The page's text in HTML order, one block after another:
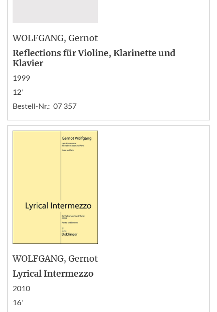
WOLFGANG, Gernot
Reflections für Violine, Klarinette und
Klavier
1999
12'
Bestell-Nr.: 07 357
WOLFGANG, Gernot
Lyrical Intermezzo
2010
16'